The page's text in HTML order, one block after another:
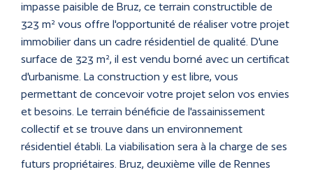
impasse paisible de Bruz, ce terrain constructible de
323 m² vous offre l'opportunité de réaliser votre projet
immobilier dans un cadre résidentiel de qualité. D'une
surface de 323 m², il est vendu borné avec un certificat
d'urbanisme. La construction y est libre, vous
permettant de concevoir votre projet selon vos envies
et besoins. Le terrain bénéficie de l'assainissement
collectif et se trouve dans un environnement
résidentiel établi. La viabilisation sera à la charge de ses
futurs propriétaires. Bruz, deuxième ville de Rennes